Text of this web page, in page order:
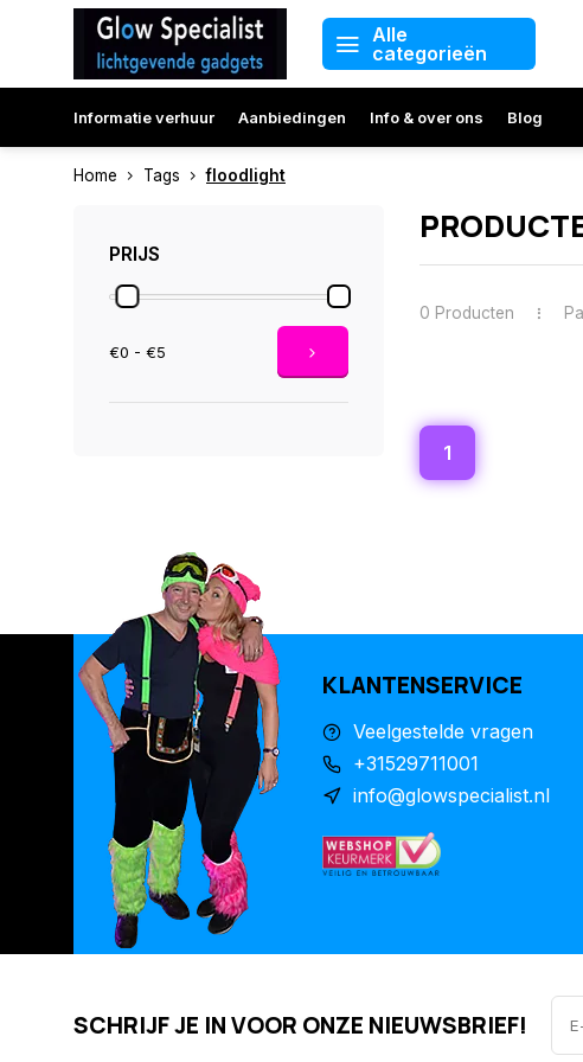
Alle
categorieën
Informatie verhuur Aanbiedingen Info & over ons Blog
Home Tags floodlight
PRIJS
€0 - €5
0 Producten
1
KLANTENSERVICE
Veelgestelde vragen
+31529711001
info@glowspecialist.nl
SCHRIJF JE IN VOOR ONZE NIEUWSBRIEF!